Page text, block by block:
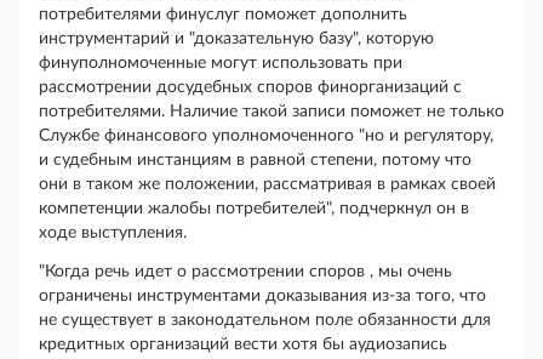
потребителями финуслуг поможет дополнить
инструментарий и "доказательную базу", которую
финуполномоченные могут использовать при
рассмотрении досудебных споров финорганизаций с
потребителями. Наличие такой записи поможет не только
Службе финансового уполномоченного "но и регулятору,
и судебным инстанциям в равной степени, потому что
они в таком же положении, рассматривая в рамках своей
компетенции жалобы потребителей", подчеркнул он в
ходе выступления.
"Когда речь идет о рассмотрении споров , мы очень
ограничены инструментами доказывания из-за того, что
не существует в законодательном поле обязанности для
кредитных организаций вести хотя бы аудиозапись